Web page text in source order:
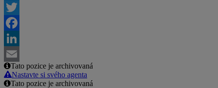
Twitter
Facebook
LinkedIn
Email
Tato pozice je archivovaná
Nastavte si svého agenta
Tato pozice je archivovaná